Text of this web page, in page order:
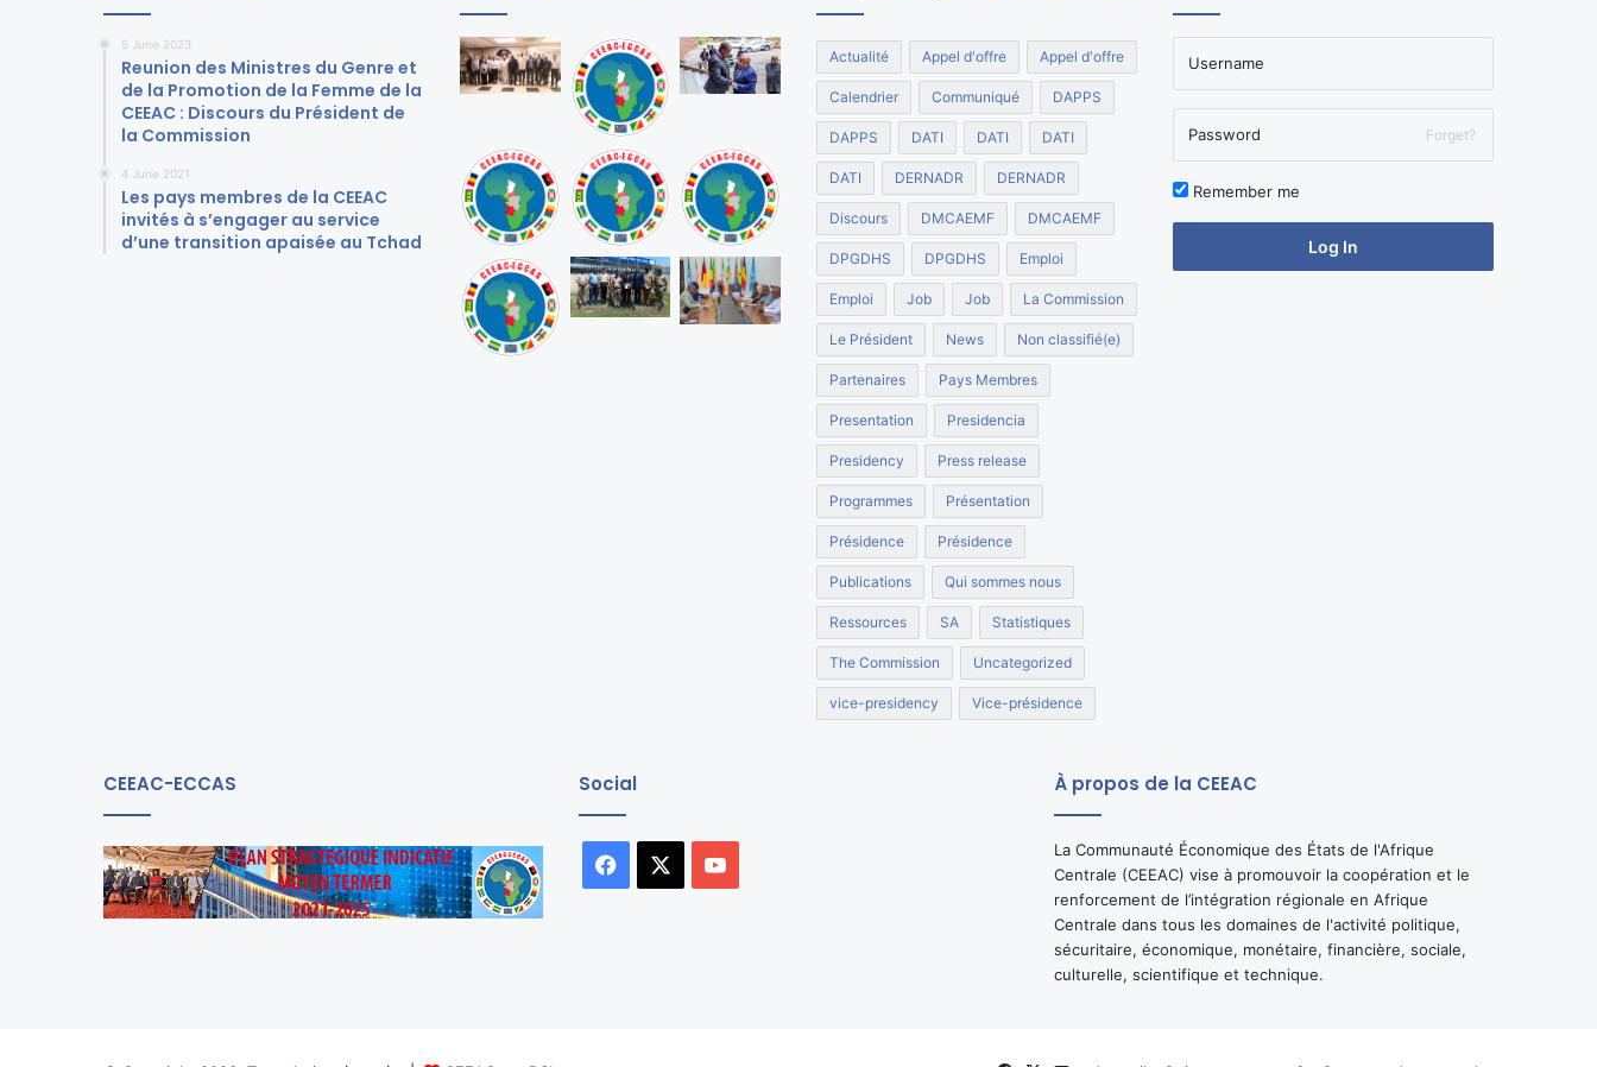
5 June 2023
Reunion des Ministres du Genre et
de la Promotion de la Femme de la
CEEAC : Discours du Président de
la Commission
4 June 2021
Les pays membres de la CEEAC
invités à s’engager au service
d’une transition apaisée au Tchad
Actualité Appel d'offre Appel d'offre
Calendrier Communiqué DAPPS
DAPPS DATI DATI DATI
DATI DERNADR DERNADR
Discours DMCAEMF DMCAEMF
DPGDHS DPGDHS Emploi
Emploi Job Job La Commission
Le Président News Non classifié(e)
Partenaires Pays Membres
Presentation Presidencia
Presidency Press release
Programmes Présentation
Présidence Présidence
Publications Qui sommes nous
Ressources SA Statistiques
The Commission Uncategorized
vice-presidency Vice-présidence
Forget?
Remember me
Log In
CEEAC-ECCAS Social
Facebook YouTube
À propos de la CEEAC
La Communauté Économique des États de l'Afrique
Centrale (CEEAC) vise à promouvoir la coopération et le
renforcement de l’intégration régionale en Afrique
Centrale dans tous les domaines de l'activité politique,
sécuritaire, économique, monétaire, financière, sociale,
culturelle, scientifique et technique.